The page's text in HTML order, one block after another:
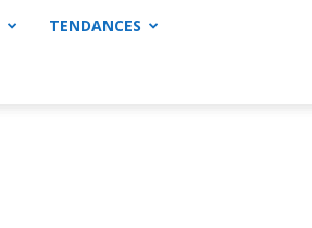
TENDANCES